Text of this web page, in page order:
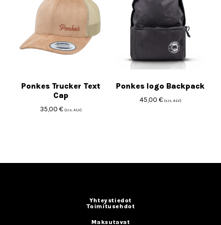
Ponkes Trucker Text
Cap
35,00€ (sis. ALV)
Ponkes logo Backpack
45,00 € (sis. ALV)
Yhteystiedot
Toimitusehdot
Maksutavat